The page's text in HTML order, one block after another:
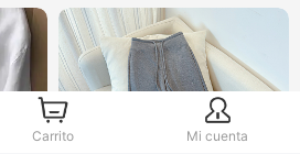
francés Camisa Top
Mujer
Carrito Mi cuenta